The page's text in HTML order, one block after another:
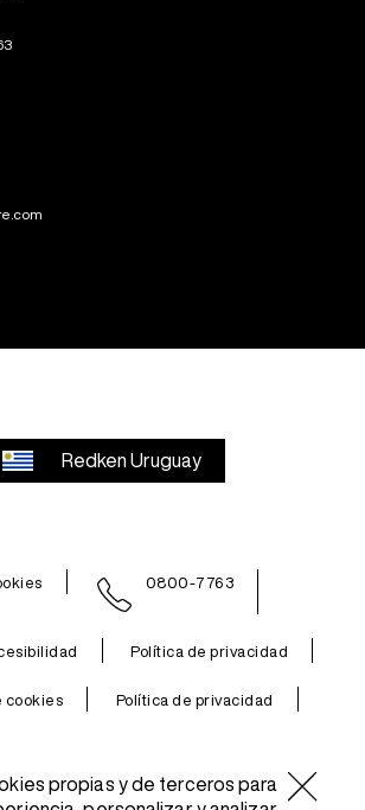
Redken Uruguay
0800-7763
Política de privacidad
cookies Política de privacidad
propias y de terceros para